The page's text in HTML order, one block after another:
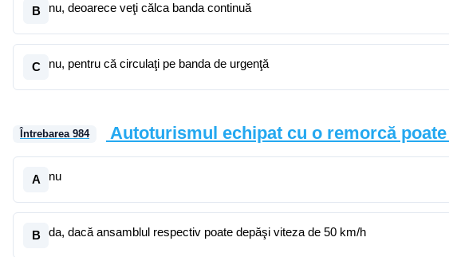
B nu, deoarece veţi călca banda continuă
C nu, pentru că circulaţi pe banda de urgenţă
Întrebarea 984 Autoturismul echipat cu o remorcă
A nu
B da, dacă ansamblul respectiv poate depăşi viteza de 50 km/h